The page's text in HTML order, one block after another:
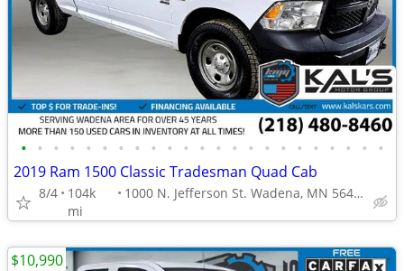
• • • • • • • • • • • • • • • • • • • • • • •
2019 Ram 1500 Classic Tradesman Quad Cab
8/4
104k
mi
1000 N. Jefferson St. Wadena, MN 56482
$10,990